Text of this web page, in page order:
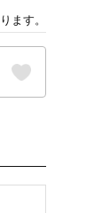
ます。